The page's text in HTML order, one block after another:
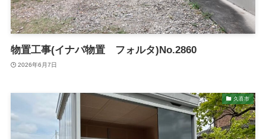
物置工事(イナバ物置 フォルタ)No.2860
2026年6月7日
久喜市